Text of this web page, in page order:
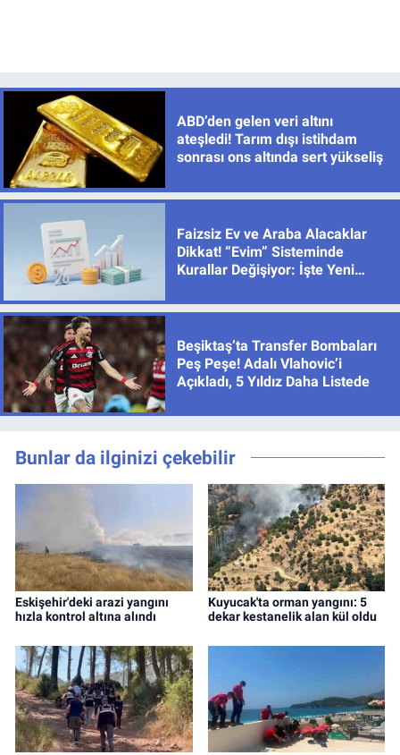
ABD’den gelen veri altını
ateşledi! Tarım dışı istihdam
sonrası ons altında sert yükseliş
Faizsiz Ev ve Araba Alacaklar
Dikkat! “Evim” Sisteminde
Kurallar Değişiyor: İşte Yeni
Beşiktaş’ta Transfer Bombaları
Peş Peşe! Adalı Vlahovic’i
Açıkladı, 5 Yıldız Daha Listede
Bunlar da ilginizi çekebilir
Eskişehir'deki arazi yangını
hızla kontrol altına alındı
Kuyucak'ta orman yangını: 5
dekar kestanelik alan kül oldu